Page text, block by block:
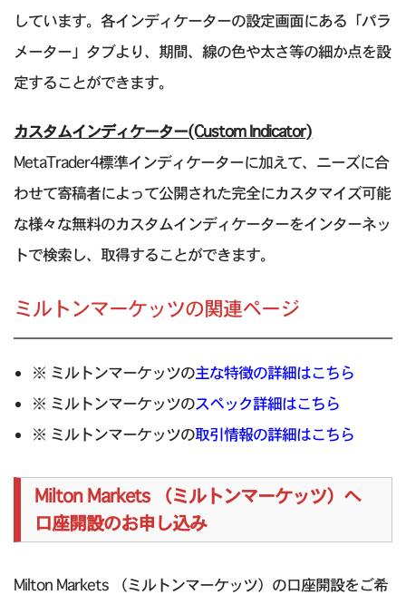
しています。各インディケーターの設定画面にある「パラ
メーター」タブより、期間、線の色や太さ等の細か点を設
定することができます。
カスタムインディケーター(Custom Indicator)
MetaTrader4標準インディケーターに加えて、ニーズに合
わせて寄稿者によって公開された完全にカスタマイズ可能
な様々な無料のカスタムインディケーターをインターネッ
トで検索し、取得することができます。
ミルトンマーケッツの関連ページ
※ ミルトンマーケッツの主な特徴の詳細はこちら
※ ミルトンマーケッツのスペック詳細はこちら
※ ミルトンマーケッツの取引情報の詳細はこちら
Milton Markets （ミルトンマーケッツ）へ
口座開設のお申し込み
Milton Markets （ミルトンマーケッツ）の口座開設をご希